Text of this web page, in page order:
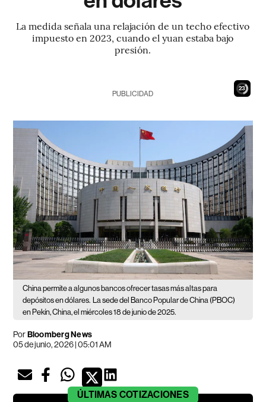
La medida señala una relajación de un techo efectivo
impuesto en 2023, cuando el yuan estaba bajo
presión.
22
PUBLICIDAD
China permite a algunos bancos ofrecer tasas más altas para
depósitos en dólares. La sede del Banco Popular de China (PBOC)
en Pekín, China, el miércoles 18 de junio de 2025.
PorBloomberg News
05 de junio, 2026 | 05:01 AM
ÚLTIMAS COTIZACIONES